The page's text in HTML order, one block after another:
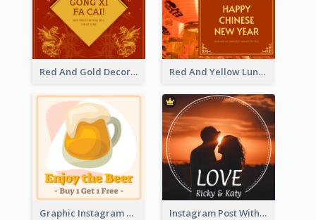
Red And Gold Decoration Lunar New Year Instagram Post Red And Yellow Lunar New Year Instagram Post
Graphic Instagram Post Of Buy 1 Get 1 Free Instagram Post With Photo Of Couple